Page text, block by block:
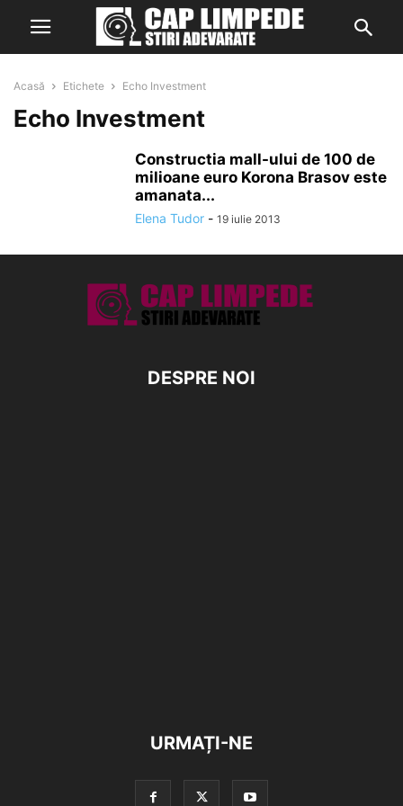
Acasă Etichete Echo Investment
Echo Investment
Constructia mall-ului de 100 de
milioane euro Korona Brasov este
amanata...
Elena Tudor - 19 iulie 2013
DESPRE NOI
URMAȚI-NE